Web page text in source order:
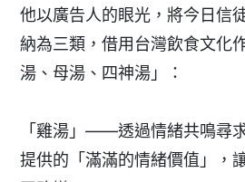
他以廣告人的眼光，將今日信
納為三類，借用台灣飲食文化
湯、母湯、四神湯」：
「雞湯」——透過情緒共鳴尋
提供的「滿滿的情緒價值」，